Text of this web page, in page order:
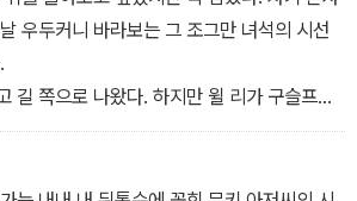
다 지겨웠다. 나는 핸들에 두 손을 얹고는
릉, 부릉, 부릉. 운전 시늉을 하는 내내 아빠
. 모든 게 다 지긋지긋해졌다고 우릴 차에서
우두커니 바라보는 그 조그만 녀석의 시선
길 쪽으로 나왔다. 하지만 윌 리가 구슬프게
잡아끌었다.
.”